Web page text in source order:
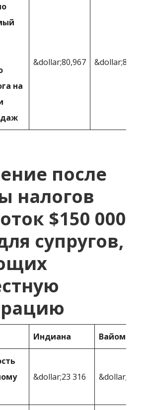
на
&dollar;80,967
после
налогов
$150 000
супругов,
Индиана Вайоминг
&dollar;23 316 &dollar;18